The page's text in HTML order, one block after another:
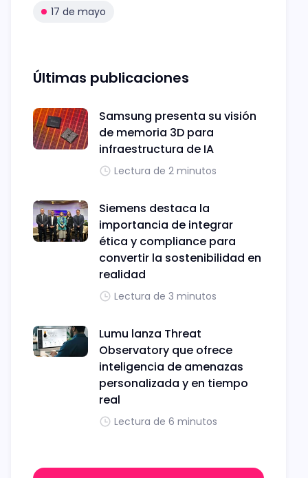
17 de mayo
Últimas publicaciones
Samsung presenta su visión
de memoria 3D para
infraestructura de IA
Lectura de 2 minutos
Siemens destaca la
importancia de integrar
ética y compliance para
convertir la sostenibilidad en
realidad
Lectura de 3 minutos
Lumu lanza Threat
Observatory que ofrece
inteligencia de amenazas
personalizada y en tiempo
real
Lectura de 6 minutos